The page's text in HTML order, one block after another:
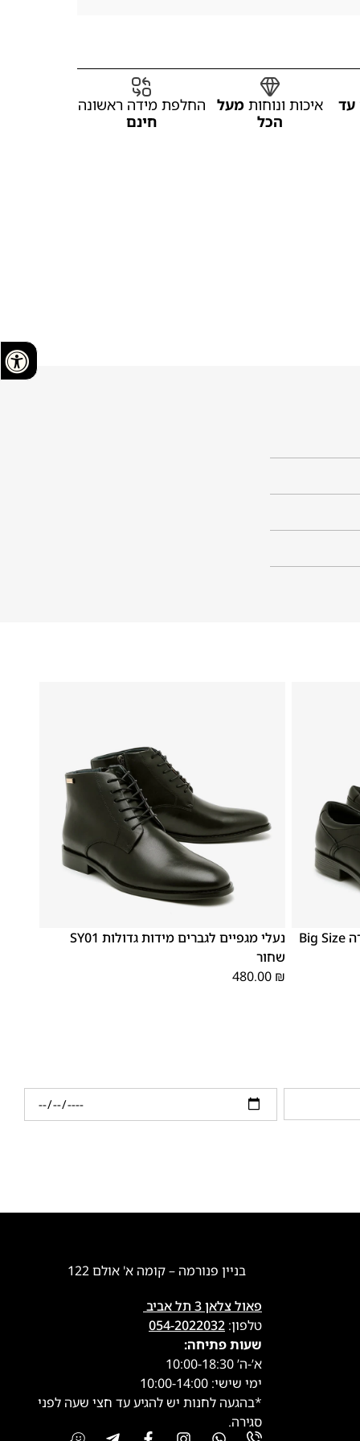
עד
איכות ונוחות מעל
הכל
החלפת מידה ראשונה
חינם
נעלי אלגנט קומפורט 181806 סירה Big Size
נעלי מגפיים לגברים מידות גדולות SY01
שחור
480.00 ₪
בניין פנורמה – קומה א' אולם 122
פאול צלאן 3 תל אביב
טלפון: 054-2022032
שעות פתיחה:
א’-ה’ 10:00-18:30
ימי שישי: 10:00-14:00
*בהגעה לחנות יש להגיע עד חצי שעה לפני
סגירה.